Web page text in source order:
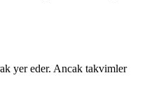
yer eder. Ancak takvimler